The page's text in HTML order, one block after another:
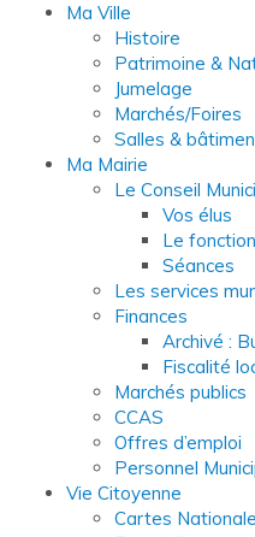
Ma Ville
Histoire
Patrimoine &
Jumelage
Marchés/Foires
Salles &
Ma Mairie
Le Conseil
Vos élus
Le
Séances
Les services
Finances
Archivé :
Fiscalité
Marchés publics
CCAS
Offres d’emploi
Personnel
Vie Citoyenne
Cartes